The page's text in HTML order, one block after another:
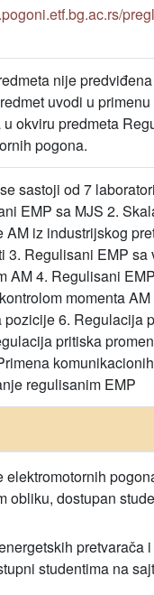
nije
uvodi u
okviru predmeta
pogona.
sastoji od 7
EMP sa MJS 2.
AM iz industrijskog
3. Regulisani EMP sa
AM 4. Regulisani
momenta AM
pozicije 6. Regulacija
pritiska
regulisanim EMP
obliku, dostupan
pretvarača
studentima na